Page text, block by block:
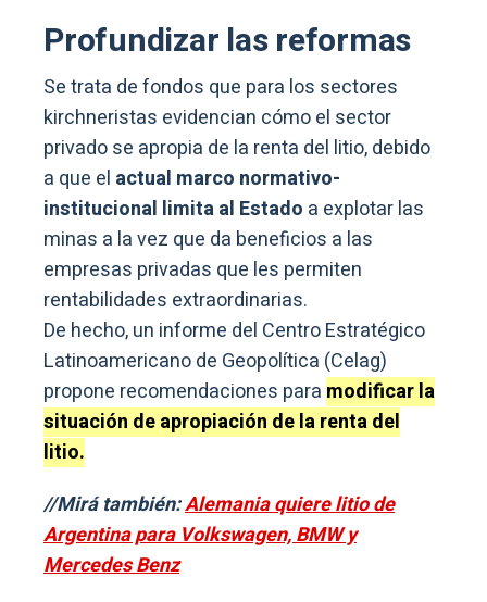
Profundizar las reformas
Se trata de fondos que para los sectores
kirchneristas evidencian cómo el sector
privado se apropia de la renta del litio, debido
a que el actual marco normativo-
institucional limita al Estado a explotar las
minas a la vez que da beneficios a las
empresas privadas que les permiten
rentabilidades extraordinarias.
De hecho, un informe del Centro Estratégico
Latinoamericano de Geopolítica (Celag)
propone recomendaciones para modificar la
situación de apropiación de la renta del
litio.
//Mirá también:Alemania quiere litio de
Argentina para Volkswagen, BMW y
Mercedes Benz